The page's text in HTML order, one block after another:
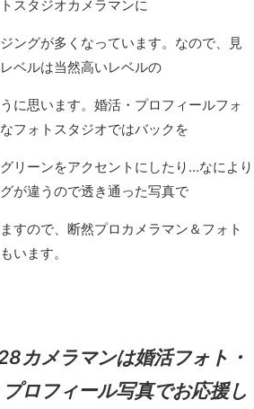
スタジオカメラマンに
ングが多くなっています。なので、見
ベルは当然高いレベルの
に思います。婚活・プロフィールフォ
フォトスタジオではバックを
リーンをアクセントにしたり…なにより
が違うので透き通った写真で
すので、断然プロカメラマン＆フォト
います。
カメラマンは婚活フォト・
ロフィール写真でお応援し